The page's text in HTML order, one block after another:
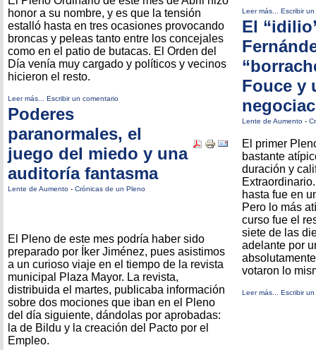
honor a su nombre, y es que la tensión
estalló hasta en tres ocasiones provocando
broncas y peleas tanto entre los concejales
como en el patio de butacas. El Orden del
Día venía muy cargado y políticos y vecinos
hicieron el resto.
Leer más... Escribir un comentario
Poderes
paranormales, el
juego del miedo y una
auditoría fantasma
Lente de Aumento - Crónicas de un Pleno
El Pleno de este mes podría haber sido
preparado por Íker Jiménez, pues asistimos
a un curioso viaje en el tiempo de la revista
municipal Plaza Mayor. La revista,
distribuida el martes, publicaba información
sobre dos mociones que iban en el Pleno
del día siguiente, dándolas por aprobadas:
la de Bildu y la creación del Pacto por el
Empleo.
Leer más... Escribir
El
Fouce y
Lente de Aumento -
El primer
bastante
duración y
hasta fue en
Pero lo más
curso fue el
siete de las
adelante por
votaron lo
Leer más... Escribir